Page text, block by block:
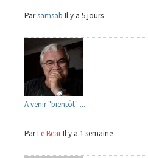
Parsamsab Il y a 5 jours
A venir "bientôt" ....
ParLe BearIl y a 1 semaine